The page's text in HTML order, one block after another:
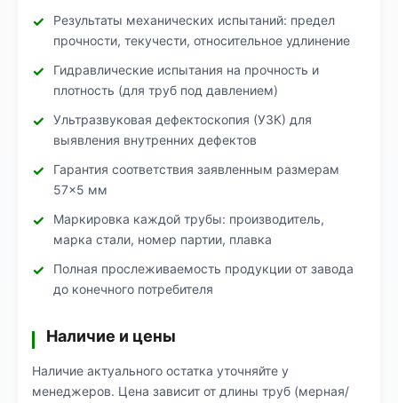
Результаты механических испытаний: предел
прочности, текучести, относительное удлинение
Гидравлические испытания на прочность и
плотность (для труб под давлением)
Ультразвуковая дефектоскопия (УЗК) для
выявления внутренних дефектов
Гарантия соответствия заявленным размерам
57×5 мм
Маркировка каждой трубы: производитель,
марка стали, номер партии, плавка
Полная прослеживаемость продукции от завода
до конечного потребителя
Наличие и цены
Наличие актуального остатка уточняйте у
менеджеров. Цена зависит от длины труб (мерная/